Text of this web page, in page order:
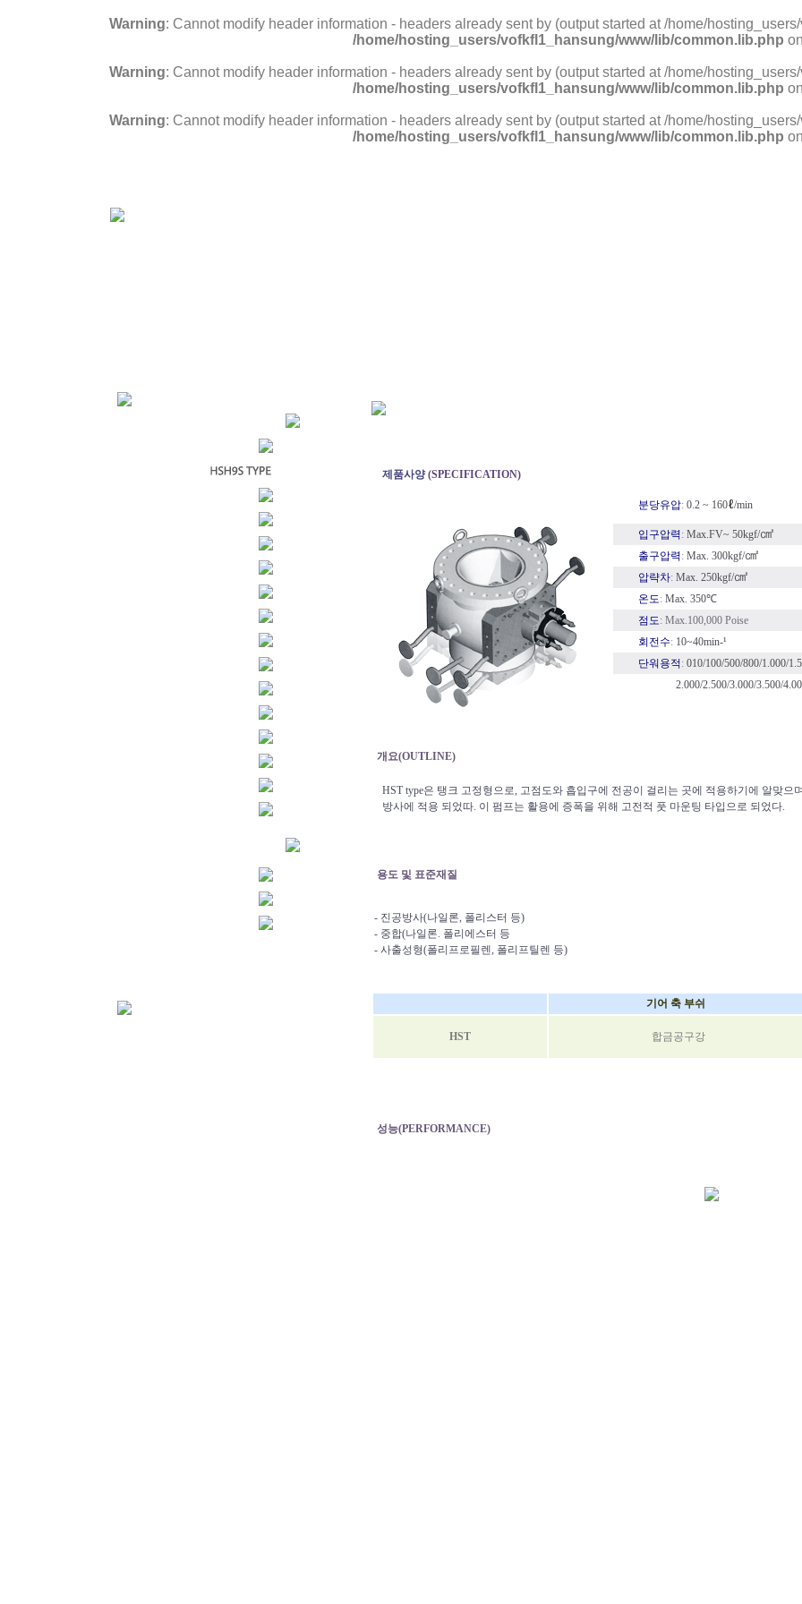
Warning: Cannot modify header information - headers already sent by (output started at /home/
/home/hosting_users/vofkfl1_hansung/www/lib/common.lib.php
Warning: Cannot modify header information - headers already sent by (output started at /home/
/home/hosting_users/vofkfl1_hansung/www/lib/common.lib.php
Warning: Cannot modify header information - headers already sent by (output started at /home/
/home/hosting_users/vofkfl1_hansung/www/lib/common.lib.php
제품사양(SPECIFICATION)
분당유압: 0.2 ~ 160ℓ/min
입구압력 : Max.FV~ 50kgf/㎠
출구압력 : Max. 300kgf/㎠
압략차: Max. 250kgf/㎠
온도: Max. 350℃
점도: Max.100,000 Poise
회전수: 10~40min-¹
단워용적 : 010/100/500/800/1.000/
2.000/2.500/3.000/3.500/
개요(OUTLINE)
HST type은 탱크 고정형으로, 고점도와 흡입구에 전공이 걸리는 곳에 적용하기에 알맞으
방사에 적용 되었따. 이 펌프는 활용에 증폭을 위해 고전적 풋 마운팅 타입으로 되었다.
용도 및 표준재질
- 진공방사(나일론, 폴리스터 등)
- 중합(나일론. 폴리에스터 등
- 사출성형(폴리프로필렌, 폴리프틸렌 등)
기어 축 부쉬
HST 합금공구강
성능(PERFORMANCE)